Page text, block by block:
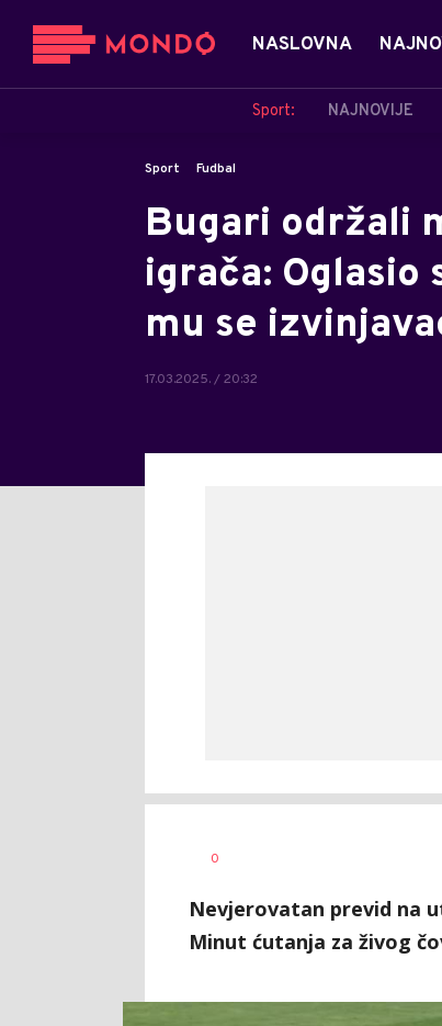
NASLOVNA
Sport: NAJNOVIJE
Sport Fudbal
Bugari održali
igrača:
mu se
17.03.2025. / 20:32
0
Nevjerovatan previd na
Minut ćutanja za živog